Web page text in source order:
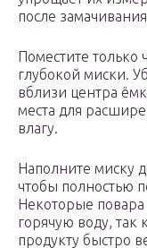
после
Поместите
глубокой миски.
вблизи центра
места для
влагу.
Наполните миску
чтобы полностью
Некоторые повара
горячую воду, так
продукту быстро